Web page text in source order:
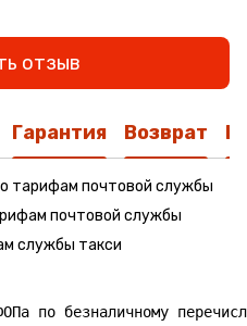
отзыв
Гарантия Возврат
тарифам почтовой службы
почтовой службы
службы такси